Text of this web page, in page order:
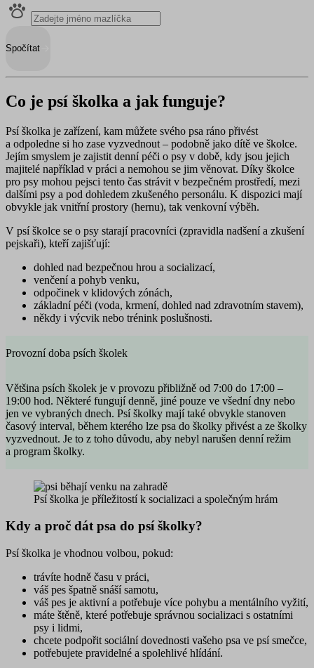
Spočítat
Co je psí školka a jak funguje?
Psí školka je zařízení, kam můžete svého psa ráno přivést
a odpoledne si ho zase vyzvednout – podobně jako dítě ve školce.
Jejím smyslem je zajistit denní péči o psy v době, kdy jsou jejich
majitelé například v práci a nemohou se jim věnovat. Díky školce
pro psy mohou pejsci tento čas strávit v bezpečném prostředí, mezi
dalšími psy a pod dohledem zkušeného personálu. K dispozici mají
obvykle jak vnitřní prostory (hernu), tak venkovní výběh.
V psí školce se o psy starají pracovníci (zpravidla nadšení a zkušení
pejskaři), kteří zajišťují:
dohled nad bezpečnou hrou a socializací,
venčení a pohyb venku,
odpočinek v klidových zónách,
základní péči (voda, krmení, dohled nad zdravotním stavem),
někdy i výcvik nebo trénink poslušnosti.
Provozní doba psích školek
Většina psích školek je v provozu přibližně od 7:00 do 17:00 –
19:00 hod. Některé fungují denně, jiné pouze ve všední dny nebo
jen ve vybraných dnech. Psí školky mají také obvykle stanoven
časový interval, během kterého lze psa do školky přivést a ze školky
vyzvednout. Je to z toho důvodu, aby nebyl narušen denní režim
a program školky.
Psí školka je příležitostí k socializaci a společným hrám
Kdy a proč dát psa do psí školky?
Psí školka je vhodnou volbou, pokud:
trávíte hodně času v práci,
váš pes špatně snáší samotu,
váš pes je aktivnía potřebuje více pohybu a mentálního vyžití,
máte štěně, které potřebuje správnou socializaci s ostatními
psy i lidmi,
chcete podpořit sociální dovednosti vašeho psa ve psí smečce,
potřebujete pravidelné a spolehlivé hlídání.